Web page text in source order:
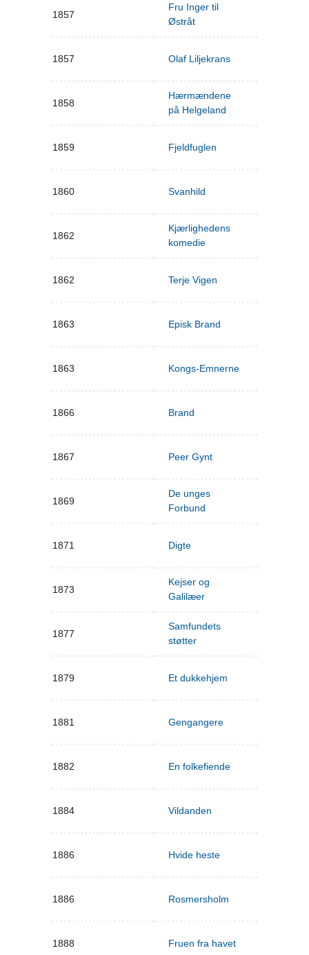
1857
Fru Inger til
Østråt
1857 Olaf Liljekrans
1858
Hærmændene
på Helgeland
1859 Fjeldfuglen
1860 Svanhild
1862
Kjærlighedens
komedie
1862 Terje Vigen
1863 Episk Brand
1863 Kongs-Emnerne
1866 Brand
1867 Peer Gynt
1869
De unges
Forbund
1871 Digte
1873
Kejser og
Galilæer
1877
Samfundets
støtter
1879 Et dukkehjem
1881 Gengangere
1882 En folkefiende
1884 Vildanden
1886 Hvide heste
1886 Rosmersholm
1888 Fruen fra havet